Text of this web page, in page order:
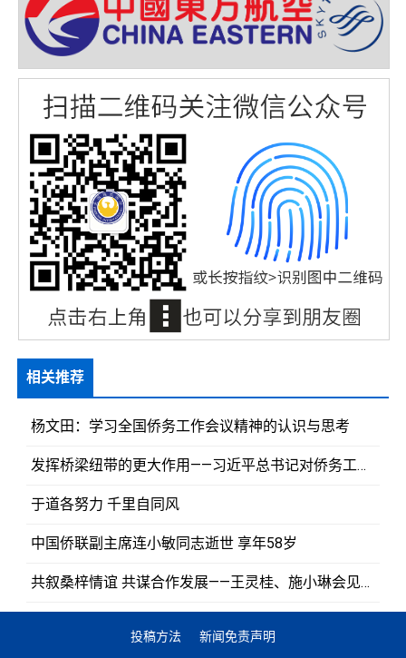
相关推荐
杨文田：学习全国侨务工作会议精神的认识与思考
发挥桥梁纽带的更大作用——习近平总书记对侨务工作作出重要指示引发闽籍侨胞热烈反响
于道各努力 千里自同风
中国侨联副主席连小敏同志逝世 享年58岁
共叙桑梓情谊 共谋合作发展——王灵桂、施小琳会见部分侨胞代表
投稿方法 新闻免责声明